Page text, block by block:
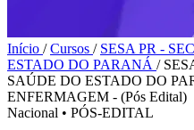
Início / Cursos / SESA PR -
ESTADO DO PARANÁ /
SAÚDE DO ESTADO DO
ENFERMAGEM - (Pós Edital)
Nacional • PÓS-EDITAL